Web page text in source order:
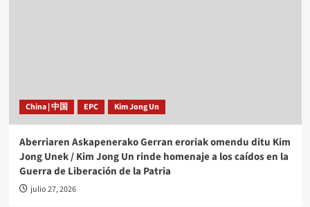
China | 中国 EPC Kim Jong Un
Aberriaren Askapenerako Gerran eroriak omendu ditu Kim
Jong Unek / Kim Jong Un rinde homenaje a los caídos en la
Guerra de Liberación de la Patria
julio 27, 2026